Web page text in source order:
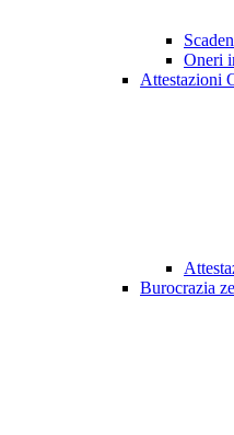
Oneri
Attestazioni
Burocrazia